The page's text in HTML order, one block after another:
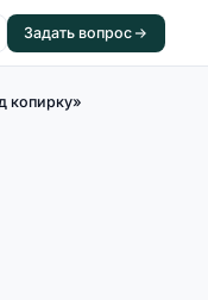
Задать вопрос
копирку»